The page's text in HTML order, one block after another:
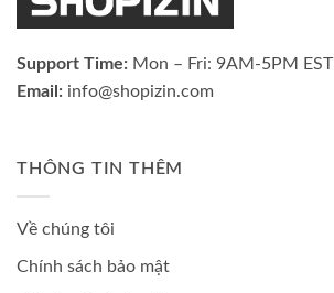
Support Time: Mon – Fri: 9AM-5PM EST
Email: info@shopizin.com
THÔNG TIN THÊM
Về chúng tôi
Chính sách bảo mật